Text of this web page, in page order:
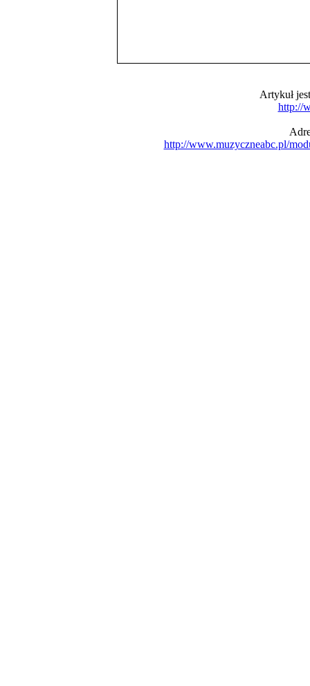
Artykuł
http://
http://www.muzyczneabc.pl/